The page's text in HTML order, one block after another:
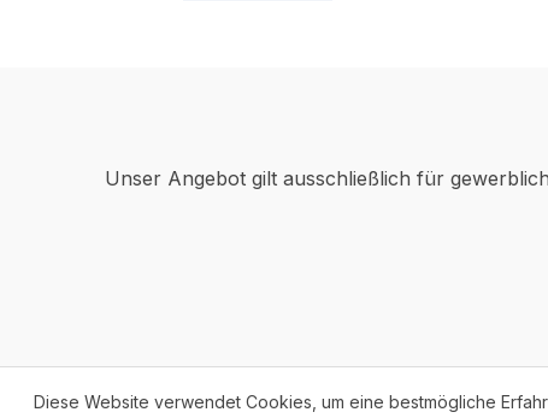
Unser Angebot gilt ausschließlich für
Diese Website verwendet Cookies, um eine bestmögliche